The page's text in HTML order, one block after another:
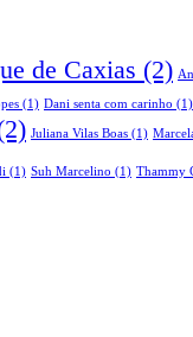
de Caxias (2)
(1) Dani senta com carinho (1)
Juliana Vilas Boas (1)
(1) Suh Marcelino (1) Thammy